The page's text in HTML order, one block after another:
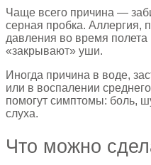
Чаще всего причина —
серная пробка. Аллергия,
давления во время
«закрывают» уши.
Иногда причина в воде,
или в воспалении
помогут симптомы: боль,
слуха.
Что можно